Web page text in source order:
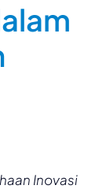
Inovasi